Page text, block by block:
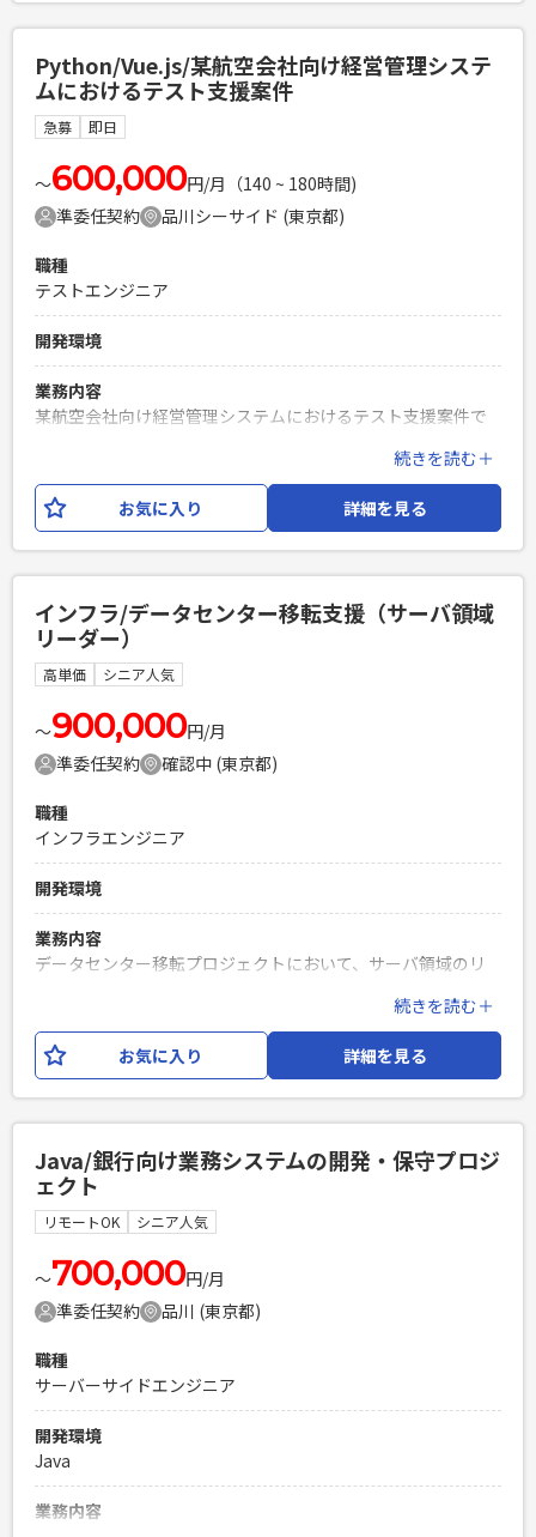
・日本語の記事校正を迅速かつ正確に行える方 ・クリエイテ
ィブ（画像・動画・室内装飾などデザイン全般）への興味が
ある方 ・SharePointに関する基礎知識 ・Copilotエージェン
トに関する基礎知識
PHPを用いたWebサービスの開発経験4年以上
Laravelを用いた開発経験1年以上
エンジニア複数人のチームでの開発経験
Python/Vue.js/某航空会社向け経営管理システ
ムにおけるテスト支援案件
急募 即日
〜600,000円/月（140 ~ 180時間)
準委任契約
品川シーサイド (東京都)
職種
テストエンジニア
開発環境
業務内容
某航空会社向け経営管理システムにおけるテスト支援案件で
て直しを目的として試験チームを新規立ち上げます。 試験項
目作成から試験実施、バグ改修までをチームで対応いただく
ポジションです。
経験 ・結合試験項目作成経験 ・結合試験実施経験 ・パッケー
ジのカスタム開発経験
PHPを用いたWebサービスの開発経験4年以上
エンジニア複数人のチームでの開発経験
続きを読む＋
お気に入り 詳細を見る
インフラ/データセンター移転支援（サーバ領域
リーダー）
高単価 シニア人気
〜900,000円/月
準委任契約
確認中 (東京都)
職種
インフラエンジニア
開発環境
業務内容
データセンター移転プロジェクトにおいて、サーバ領域のリ
設に伴うIPアドレス変更、およびミドルウェア・アプリケー
ションの設定変更 ・サーバ領域の取りまとめおよび設計・構
築方針の策定 ・既存環境の調査、構成情報の整理、設計書な
トワークチームおよび関係部門との調整 ・運用設計および運
用引継ぎ・移管支援
必須スキル
・サーバインフラの設計・構築経験（5年以上） ・インフラプ
ロジェクトにおけるリーダーまたはサブリーダー経験 ・サー
バ移設に伴うIPアドレス変更、およびミドルウェア・アプリ
ウド環境の設計・構築経験 ・現行環境の調査および設計書の
作成・更新経験 ・関係部門との調整、進捗管理および課題管
理経験
PHPを用いたWebサービスの開発経験4年以上
エンジニア複数人のチームでの開発経験
続きを読む＋
お気に入り 詳細を見る
Java/銀行向け業務システムの開発・保守プロジ
ェクト
リモートOK シニア人気
〜700,000円/月
準委任契約
品川 (東京都)
職種
サーバーサイドエンジニア
開発環境
Java
業務内容